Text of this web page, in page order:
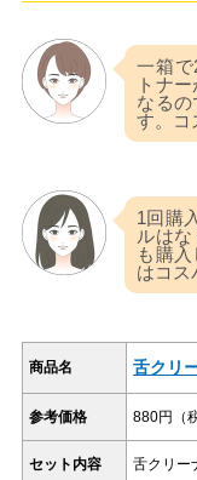
一箱
トナ
なるの
す。コ
1回購
ルは
も購
はコス
商品名 舌クリ
参考価格 880円（
セット内容 舌クリー